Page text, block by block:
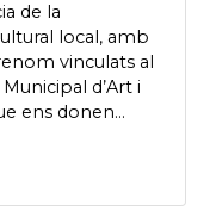
de la
local, amb
vinculats al
d’Art i
ens donen...